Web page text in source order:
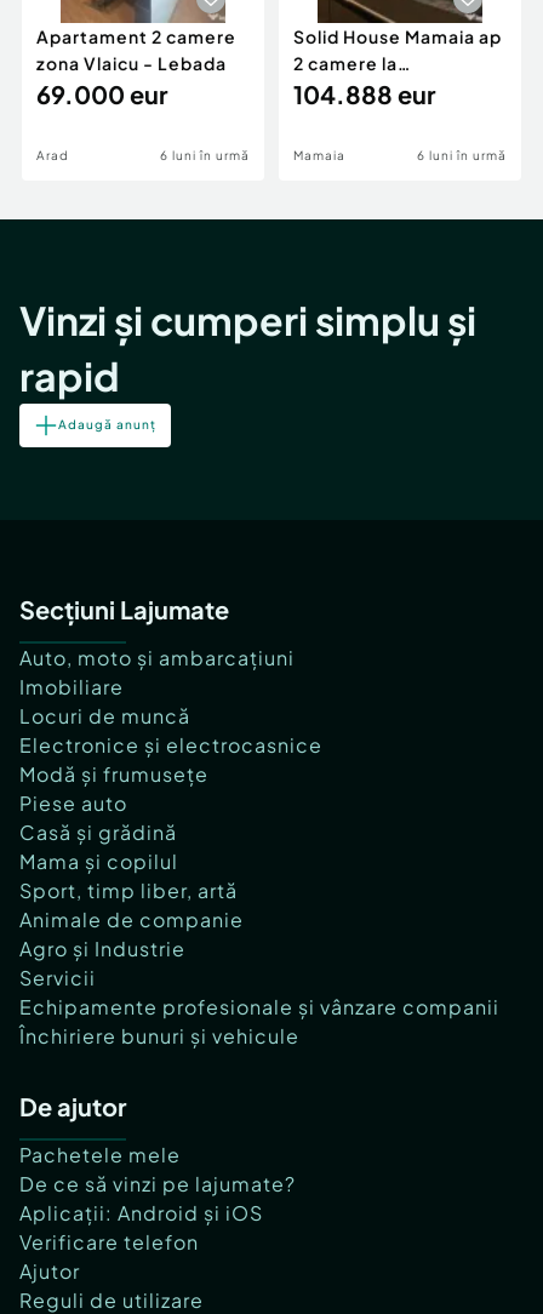
Apartament 2 camere
zona Vlaicu - Lebada
69.000 eur
Arad 6 luni în urmă
Solid House Mamaia ap
2 camere la
cheie,langa Mega
104.888 eur
Mamaia 6 luni în urmă
Vinzi și cumperi simplu și
rapid
Adaugă anunț
Secțiuni Lajumate
Auto, moto și ambarcațiuni
Imobiliare
Locuri de muncă
Electronice și electrocasnice
Modă și frumusețe
Piese auto
Casă și grădină
Mama și copilul
Sport, timp liber, artă
Animale de companie
Agro și Industrie
Servicii
Echipamente profesionale și vânzare companii
Închiriere bunuri și vehicule
De ajutor
Pachetele mele
De ce să vinzi pe lajumate?
Aplicații: Android și iOS
Verificare telefon
Ajutor
Reguli de utilizare